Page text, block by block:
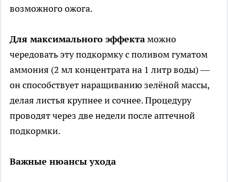
возможного ожога.
Для максимального эффектаможно
чередовать эту подкормку с поливом гуматом
аммония (2 мл концентрата на 1 литр воды) —
он способствует наращиванию зелёной массы,
делая листья крупнее и сочнее. Процедуру
проводят через две недели после аптечной
подкормки.
Важные нюансы ухода